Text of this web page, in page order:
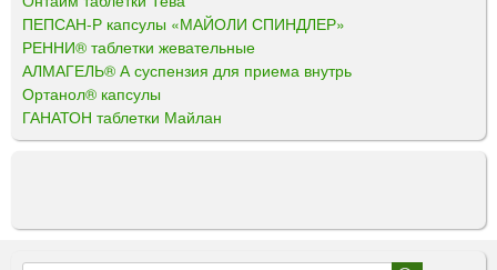
ПЕПСАН-Р капсулы «МАЙОЛИ СПИНДЛЕР»
РЕННИ® таблетки жевательные
АЛМАГЕЛЬ® А суспензия для приема внутрь
Ортанол® капсулы
ГАНАТОН таблетки Майлан